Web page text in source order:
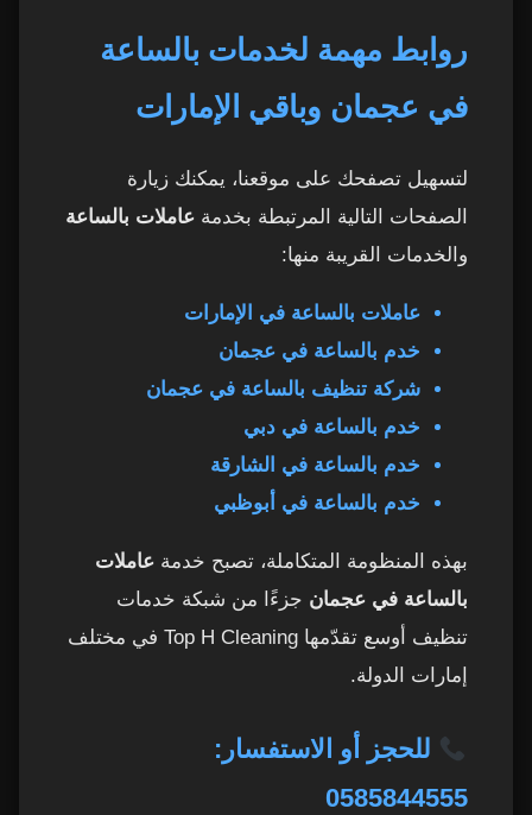
روابط مهمة لخدمات بالساعة
في عجمان وباقي الإمارات
لتسهيل تصفحك على موقعنا، يمكنك زيارة
الصفحات التالية المرتبطة بخدمة عاملات بالساعة
والخدمات القريبة منها:
عاملات بالساعة في الإمارات
خدم بالساعة في عجمان
شركة تنظيف بالساعة في عجمان
خدم بالساعة في دبي
خدم بالساعة في الشارقة
خدم بالساعة في أبوظبي
بهذه المنظومة المتكاملة، تصبح خدمة عاملات
بالساعة في عجمان جزءًا من شبكة خدمات
تنظيف أوسع تقدّمها Top H Cleaning في مختلف
إمارات الدولة.
للحجز أو الاستفسار:
0585844555